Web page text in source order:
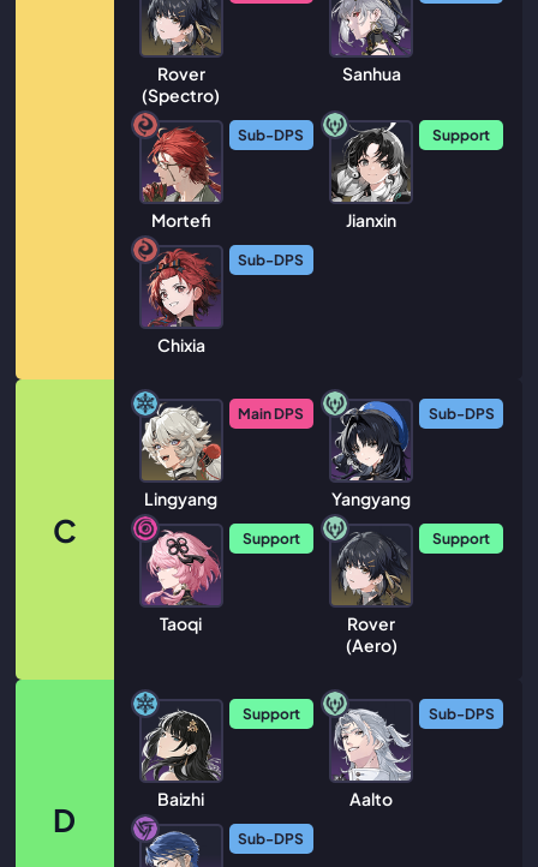
Rover
(Spectro)
Sanhua
Mortefi
Sub-DPS
Jianxin
Support
Chixia
Sub-DPS
C
Lingyang
Main DPS
Yangyang
Sub-DPS
Taoqi
Support
Rover
(Aero)
Support
D
Baizhi
Support
Aalto
Sub-DPS
Sub-DPS